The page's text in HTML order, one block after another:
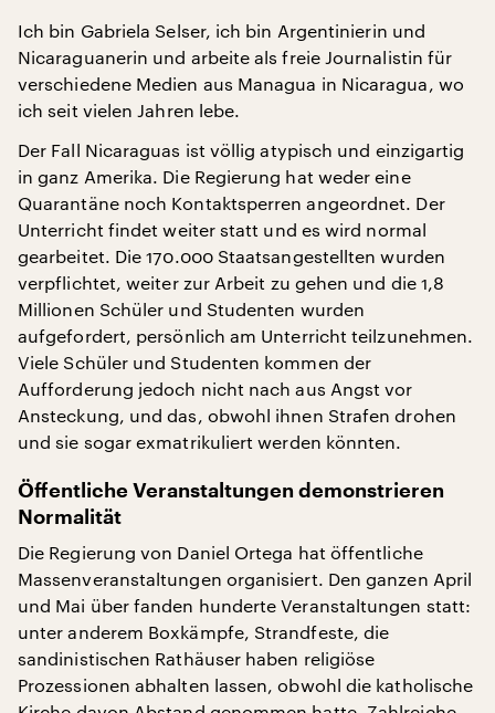
Ich bin Gabriela Selser, ich bin Argentinierin und
Nicaraguanerin und arbeite als freie Journalistin für
verschiedene Medien aus Managua in Nicaragua, wo
ich seit vielen Jahren lebe.
Der Fall Nicaraguas ist völlig atypisch und einzigartig
in ganz Amerika. Die Regierung hat weder eine
Quarantäne noch Kontaktsperren angeordnet. Der
Unterricht findet weiter statt und es wird normal
gearbeitet. Die 170.000 Staatsangestellten wurden
verpflichtet, weiter zur Arbeit zu gehen und die 1,8
Millionen Schüler und Studenten wurden
aufgefordert, persönlich am Unterricht teilzunehmen.
Viele Schüler und Studenten kommen der
Aufforderung jedoch nicht nach aus Angst vor
Ansteckung, und das, obwohl ihnen Strafen drohen
und sie sogar exmatrikuliert werden könnten.
Öffentliche Veranstaltungen demonstrieren
Normalität
Die Regierung von Daniel Ortega hat öffentliche
Massenveranstaltungen organisiert. Den ganzen April
und Mai über fanden hunderte Veranstaltungen statt:
unter anderem Boxkämpfe, Strandfeste, die
sandinistischen Rathäuser haben religiöse
Prozessionen abhalten lassen, obwohl die katholische